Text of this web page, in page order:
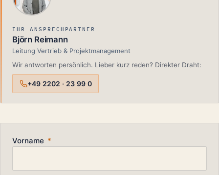
IHR ANSPRECHPARTNER
Björn Reimann
Leitung Vertrieb & Projektmanagement
Wir antworten persönlich. Lieber kurz reden? Direkter Draht:
+49 2202 · 23 99 0
Vorname *